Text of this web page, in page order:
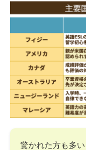
驚かれた方も多